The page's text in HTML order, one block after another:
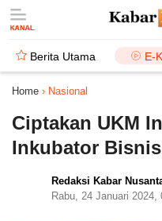
Berita Utama E-
Home › Nasional
Ciptakan UKM
Inkubator
Redaksi Kabar
Rabu, 24 Januari 2024,